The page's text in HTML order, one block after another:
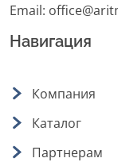
Email:
Навигация
Компания
Каталог
Партнерам